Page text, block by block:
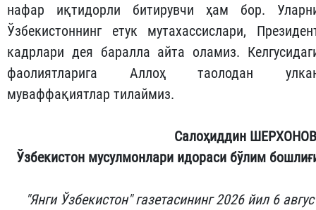
нафар иқтидорли битирувчи ҳам бор.
Ўзбекистоннинг етук мутахассислари,
кадрлари дея баралла айта оламиз.
фаолиятларига Аллоҳ таолодан
муваффақиятлар тилаймиз.
Салоҳиддин
Ўзбекистон мусулмонлари идораси бўлим
"Янги Ўзбекистон" газетасининг 2026 йил 6